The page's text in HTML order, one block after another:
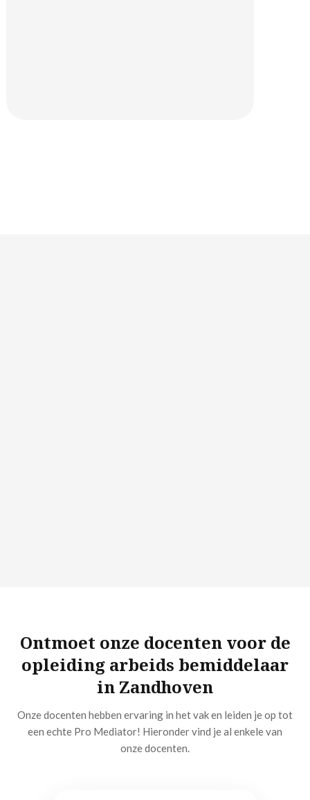
Ontmoet onze docenten voor de
opleiding arbeids bemiddelaar
in Zandhoven
Onze docenten hebben ervaring in het vak en leiden je op tot
een echte Pro Mediator! Hieronder vind je al enkele van
onze docenten.